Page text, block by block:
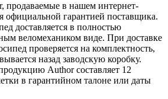
продаваемые в нашем интернет-
официальной гарантией поставщика.
доставляется в полностью
веломехаником виде. При доставке
проверяется на комплектность,
назад заводскую коробку.
Author составляет 12
в гарантийном талоне или даты